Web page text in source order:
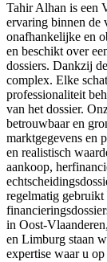
Tahir Alhan is een
ervaring binnen de
onafhankelijke en
en beschikt over
dossiers. Dankzij
complex. Elke
professionaliteit
van het dossier.
betrouwbaar en
marktgegevens en
en realistisch
aankoop,
regelmatig
in Oost-
en Limburg staan
expertise waar u